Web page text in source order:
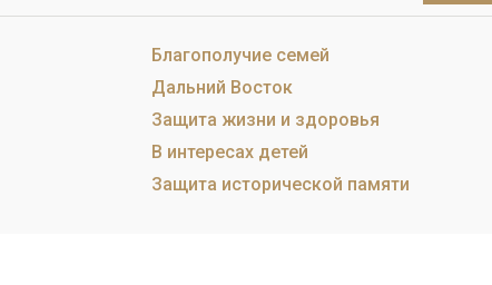
Благополучие семей
Дальний Восток
Защита жизни и здоровья
В интересах детей
Защита исторической памяти